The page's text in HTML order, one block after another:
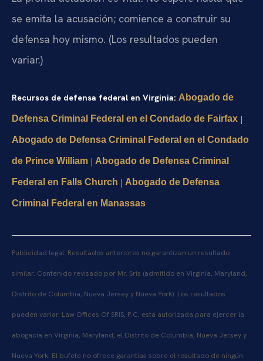
se emita la acusación; comience a construir su
defensa hoy mismo. (Los resultados pueden
variar.)
Recursos de defensa federal en Virginia: Abogado de
Defensa Criminal Federal en el Condado de Fairfax |
Abogado de Defensa Criminal Federal en el Condado
de Prince William | Abogado de Defensa Criminal
Federal en Falls Church | Abogado de Defensa
Criminal Federal en Manassas
Publicidad legal. Resultados anteriores no garantizan un resultado
similar. Contenido revisado por Mr. Sris (admitido en Virginia, Maryland,
Distrito de Columbia, Nueva Jersey y Nueva York). Los resultados
pueden variar. Law Offices Of SRIS, P.C. está autorizada para ejercer la
abogacía en Virginia, Maryland, el Distrito de Columbia, Nueva Jersey y
Nueva York. El bufete no ofrece garantías sobre el resultado de ningún